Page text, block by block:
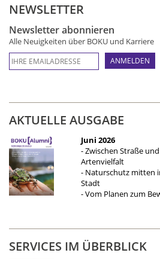
NEWSLETTER
Newsletter abonnieren
Alle Neuigkeiten über BOKU und Karriere
AKTUELLE AUSGABE
Juni 2026
- Zwischen Straße und
Artenvielfalt
- Naturschutz mitten
Stadt
- Vom Planen zum
SERVICES IM ÜBERBLICK